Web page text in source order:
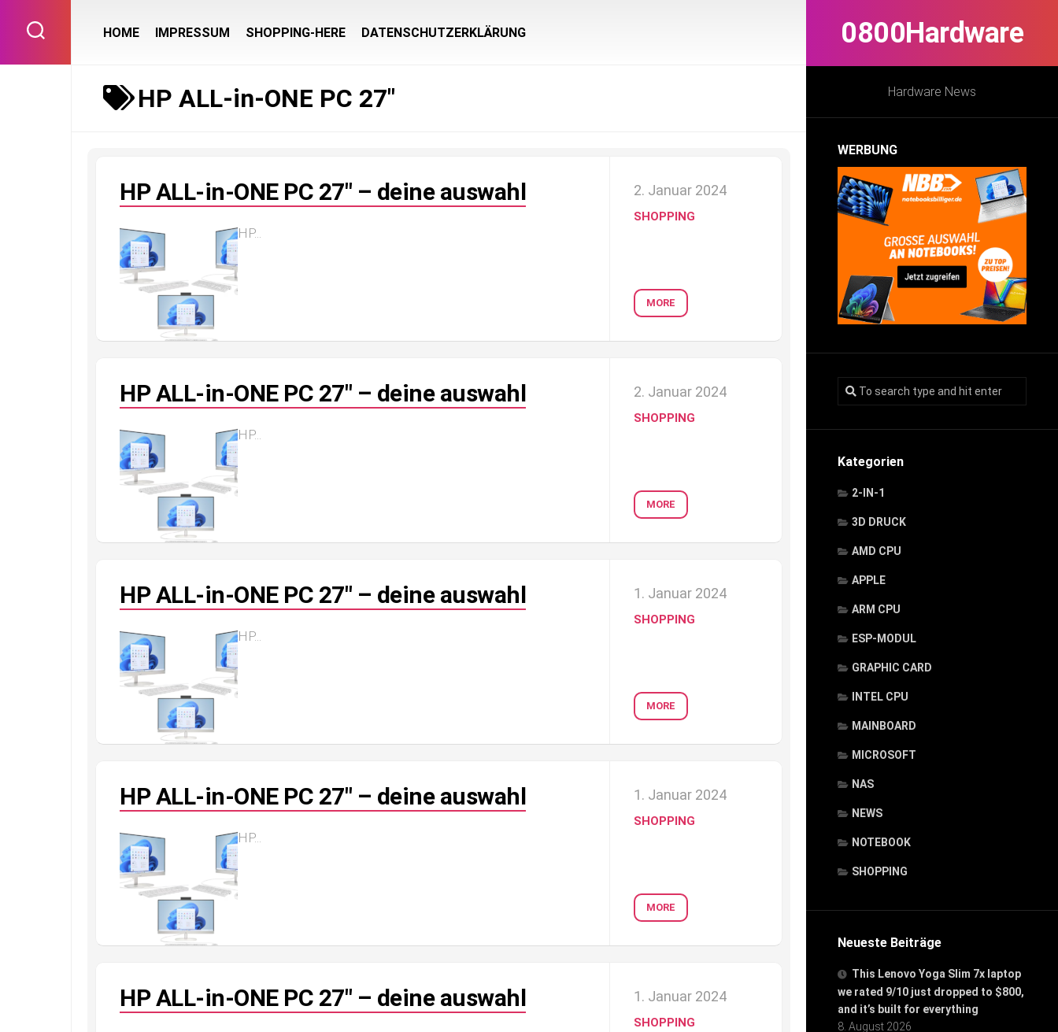
content
0800Hardware
Hardware News
WERBUNG
Kategorien
2-IN-1
3D DRUCK
AMD CPU
APPLE
ARM CPU
ESP-MODUL
GRAPHIC CARD
INTEL CPU
MAINBOARD
MICROSOFT
NAS
NEWS
NOTEBOOK
SHOPPING
Neueste Beiträge
This Lenovo Yoga Slim 7x laptop
we rated 9/10 just dropped to $800,
and it’s built for everything
8. August 2026
HOME IMPRESSUM SHOPPING-HERE DATENSCHUTZERKLÄRUNG
HP ALL-in-ONE PC 27″
HP ALL-in-ONE PC 27″ – deine auswahl
HP...
2. Januar 2024
SHOPPING
MORE
HP ALL-in-ONE PC 27″ – deine auswahl
HP...
2. Januar 2024
SHOPPING
MORE
HP ALL-in-ONE PC 27″ – deine auswahl
HP...
1. Januar 2024
SHOPPING
MORE
HP ALL-in-ONE PC 27″ – deine auswahl
HP...
1. Januar 2024
SHOPPING
MORE
HP ALL-in-ONE PC 27″ – deine auswahl 1. Januar 2024
SHOPPING